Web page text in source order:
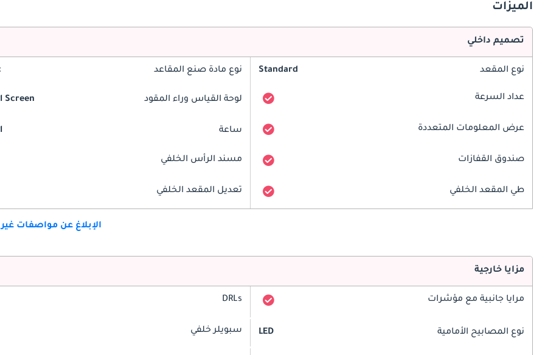
الميزات
تصميم داخلي
نوع المقعد Standard نوع مادة صنع المقاعد
عداد السرعة لوحة القياس وراء المقود Screen
عرض المعلومات المتعددة ساعة
صندوق القفازات مسند الرأس الخلفي
طي المقعد الخلفي تعديل المقعد الخلفي
الإبلاغ عن مواصفات
مزايا خارجية
مرايا جانبية مع مؤشرات DRLs
نوع المصابيح الأمامية LED سبويلر خلفي